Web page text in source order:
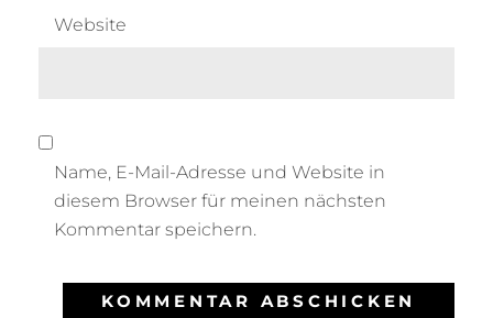
Website
Name, E-Mail-Adresse und Website in
diesem Browser für meinen nächsten
Kommentar speichern.